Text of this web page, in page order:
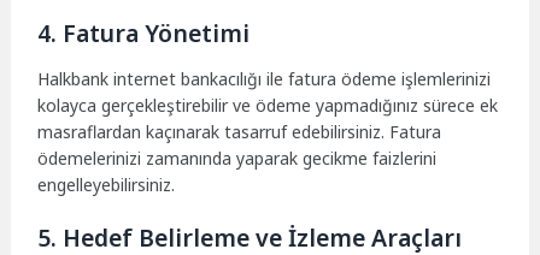
4. Fatura Yönetimi
Halkbank internet bankacılığı ile fatura ödeme işlemlerinizi
kolayca gerçekleştirebilir ve ödeme yapmadığınız sürece ek
masraflardan kaçınarak tasarruf edebilirsiniz. Fatura
ödemelerinizi zamanında yaparak gecikme faizlerini
engelleyebilirsiniz.
5. Hedef Belirleme ve İzleme Araçları